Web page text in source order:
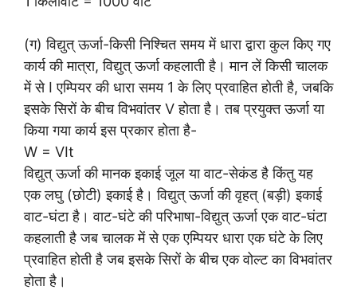
(ग) विद्युत् ऊर्जा-किसी निश्चित समय में धारा द्वारा कुल किए गए
कार्य की मात्रा, विद्युत् ऊर्जा कहलाती है। मान लें किसी चालक
में से I एम्पियर की धारा समय 1 के लिए प्रवाहित होती है, जबकि
इसके सिरों के बीच विभवांतर V होता है। तब प्रयुक्त ऊर्जा या
किया गया कार्य इस प्रकार होता है-
W = VIt
विद्युत् ऊर्जा की मानक इकाई जूल या वाट-सेकंड है किंतु यह
एक लघु (छोटी) इकाई है। विद्युत् ऊर्जा की वृहत् (बड़ी) इकाई
वाट-घंटा है। वाट-घंटे की परिभाषा-विद्युत् ऊर्जा एक वाट-घंटा
कहलाती है जब चालक में से एक एम्पियर धारा एक घंटे के लिए
प्रवाहित होती है जब इसके सिरों के बीच एक वोल्ट का विभवांतर
होता है।